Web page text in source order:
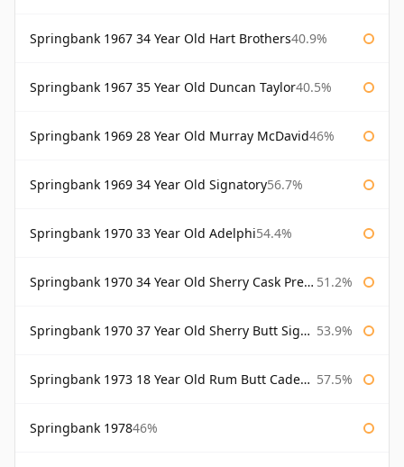
Springbank 1967 34 Year Old Hart Brothers40.9%
Springbank 1967 35 Year Old Duncan Taylor40.5%
Springbank 1969 28 Year Old Murray McDavid46%
Springbank 1969 34 Year Old Signatory56.7%
Springbank 1970 33 Year Old Adelphi54.4%
Springbank 1970 34 Year Old Sherry Cask Prestonfield 51.2%
Springbank 1970 37 Year Old Sherry Butt Signatory Cask Strength Collection 53.9%
Springbank 1973 18 Year Old Rum Butt Cadenhead's 57.5%
Springbank 197846%